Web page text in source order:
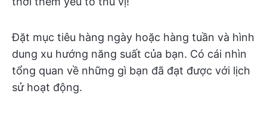
Đặt mục tiêu hàng ngày hoặc hàng tuần và hình
dung xu hướng năng suất của bạn. Có cái nhìn
tổng quan về những gì bạn đã đạt được với lịch
sử hoạt động.